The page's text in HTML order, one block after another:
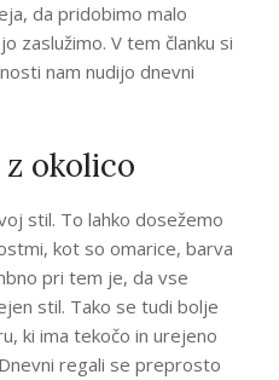
da pridobimo malo
zaslužimo. V tem članku si
nam nudijo dnevni
okolico
stil. To lahko dosežemo
kot so omarice, barva
pri tem je, da vse
stil. Tako se tudi bolje
ki ima tekočo in urejeno
regali se preprosto